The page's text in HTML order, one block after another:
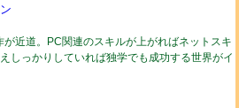
近道。PC関連のスキルが上がればネットスキ
しっかりしていれば独学でも成功する世界がイ